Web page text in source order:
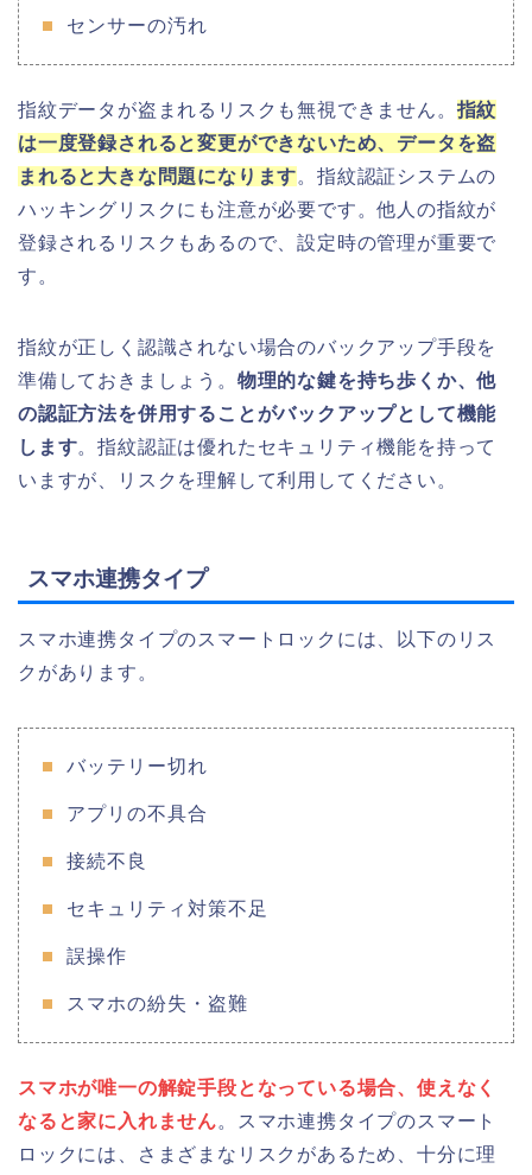
センサーの汚れ
指紋データが盗まれるリスクも無視できません。 指紋
は一度登録されると変更ができないため、データを盗
まれると大きな問題になります。指紋認証システムの
ハッキングリスクにも注意が必要です。他人の指紋が
登録されるリスクもあるので、設定時の管理が重要で
す。
指紋が正しく認識されない場合のバックアップ手段を
準備しておきましょう。 物理的な鍵を持ち歩くか、他
の認証方法を併用することがバックアップとして機能
します。指紋認証は優れたセキュリティ機能を持って
いますが、リスクを理解して利用してください。
スマホ連携タイプ
スマホ連携タイプのスマートロックには、以下のリス
クがあります。
バッテリー切れ
アプリの不具合
接続不良
セキュリティ対策不足
誤操作
スマホの紛失・盗難
スマホが唯一の解錠手段となっている場合、使えなく
なると家に入れません。スマホ連携タイプのスマート
ロックには、さまざまなリスクがあるため、十分に理